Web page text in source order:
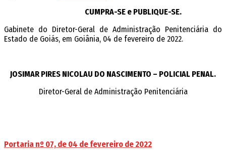
CUMPRA-SE e PUBLIQUE-SE.
Gabinete do Diretor-Geral de Administração Penitenciária do
Estado de Goiás, em Goiânia, 04 de fevereiro de 2022.
JOSIMAR PIRES NICOLAU DO NASCIMENTO – POLICIAL PENAL.
Diretor-Geral de Administração Penitenciária
Portaria nº 07, de 04 de fevereiro de 2022